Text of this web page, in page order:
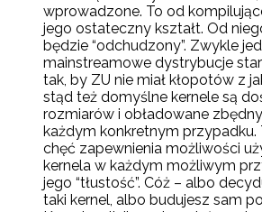
wprowadzone. To od
jego ostateczny kształt. Od
będzie “odchudzony”. Zwykle
mainstreamowe dystrybucje
tak, by ZU nie miał kłopotów z
stąd też domyślne kernele są
rozmiarów i obładowane
każdym konkretnym przypadku.
chęć zapewnienia możliwości
kernela w każdym możliwym
jego “tłustość”. Cóż – albo
taki kernel, albo budujesz sam